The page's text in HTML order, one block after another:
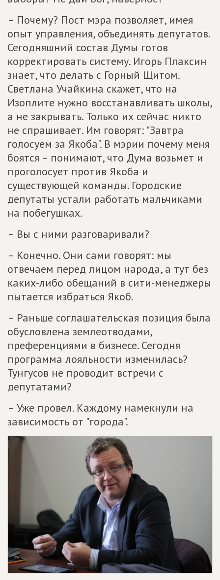
– Почему? Пост мэра позволяет, имея
опыт управления, объединять депутатов.
Сегодняшний состав Думы готов
корректировать систему. Игорь Плаксин
знает, что делать с Горный Щитом.
Светлана Учайкина скажет, что на
Изоплите нужно восстанавливать школы,
а не закрывать. Только их сейчас никто
не спрашивает. Им говорят: "Завтра
голосуем за Якоба". В мэрии почему меня
боятся – понимают, что Дума возьмет и
проголосует против Якоба и
существующей команды. Городские
депутаты устали работать мальчиками
на побегушках.
– Вы с ними разговаривали?
– Конечно. Они сами говорят: мы
отвечаем перед лицом народа, а тут без
каких-либо обещаний в сити-менеджеры
пытается избраться Якоб.
– Раньше соглашательская позиция была
обусловлена землеотводами,
преференциями в бизнесе. Сегодня
программа лояльности изменилась?
Тунгусов не проводит встречи с
депутатами?
– Уже провел. Каждому намекнули на
зависимость от "города".